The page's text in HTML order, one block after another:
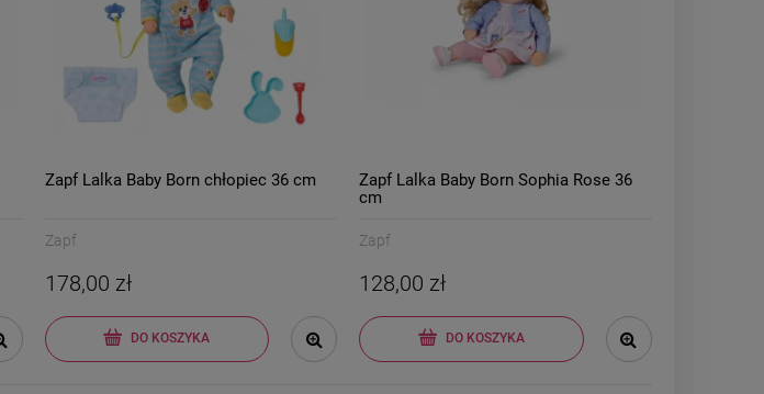
Zapf Lalka Baby Born chłopiec 36 cm
Zapf
178,00 zł
DO KOSZYKA
Zapf Lalka Baby Born Sophia Rose 36
cm
Zapf
128,00 zł
DO KOSZYKA